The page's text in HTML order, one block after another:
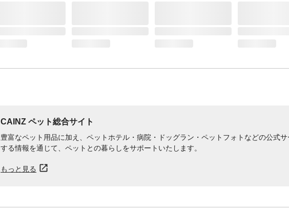
CAINZ ペット総合サイト
豊富なペット用品に加え、ペットホテル・病院・ドッグラン・ペットフォトなどの公式
する情報を通じて、ペットとの暮らしをサポートいたします。
もっと見る